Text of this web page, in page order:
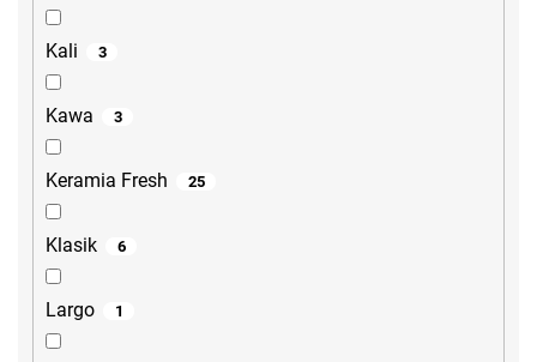
Kali 3
Kawa 3
Keramia Fresh 25
Klasik 6
Largo 1